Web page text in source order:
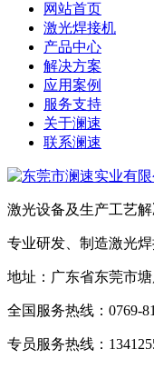
网站首页
激光焊接机
产品中心
解决方案
应用案例
服务支持
关于澜速
联系澜速
激光设备及生产工艺
专业研发、制造激光
地址：广东省东莞市
全国服务热线：0769-
专员服务热线：